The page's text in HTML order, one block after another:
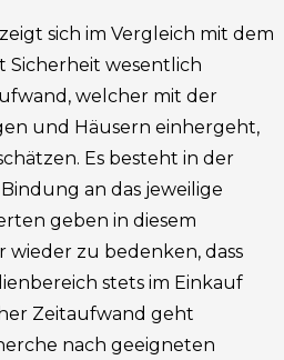
sich im Vergleich mit dem
Sicherheit wesentlich
welcher mit der
und Häusern einhergeht,
Es besteht in der
an das jeweilige
geben in diesem
wieder zu bedenken, dass
stets im Einkauf
Zeitaufwand geht
nach geeigneten